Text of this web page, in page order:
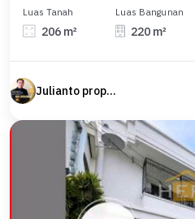
Luas Tanah
206 m²
Luas Bangunan
220 m²
Julianto property Julianto